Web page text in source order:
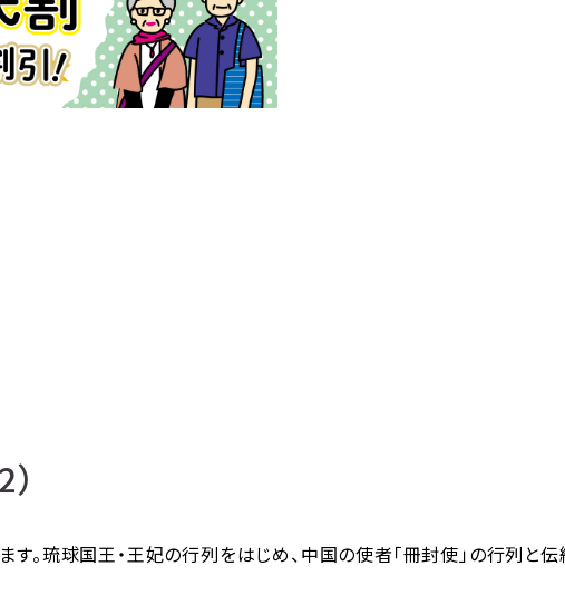
。琉球国王・王妃の行列をはじめ、中国の使者「冊封使」の行列と